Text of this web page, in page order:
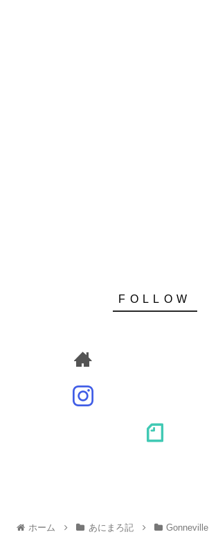
ホーム あにまろ記 Gonneville